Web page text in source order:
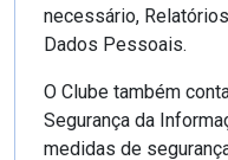
necessário,
Dados Pessoais.
O Clube também
Segurança da
medidas de